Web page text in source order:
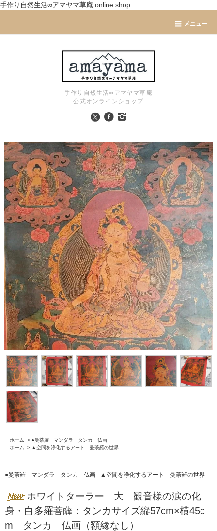
手作り自然生活∞アマヤマ草庵 online shop
メニュー
手作り自然生活∞アマヤマ草庵
公式オンラインショップ
ホーム > ●曼荼羅 マンダラ タンカ 仏画
ホーム
> ▲空間を浄化するアート 曼荼羅の世界
●曼荼羅 マンダラ タンカ 仏画 ▲空間を浄化するアート 曼荼羅の世界
ホワイトターラー 大 観音様の涙の化
身・白多羅菩薩：タンカサイズ縦57cm×横45c
m タンカ 仏画（額縁なし）